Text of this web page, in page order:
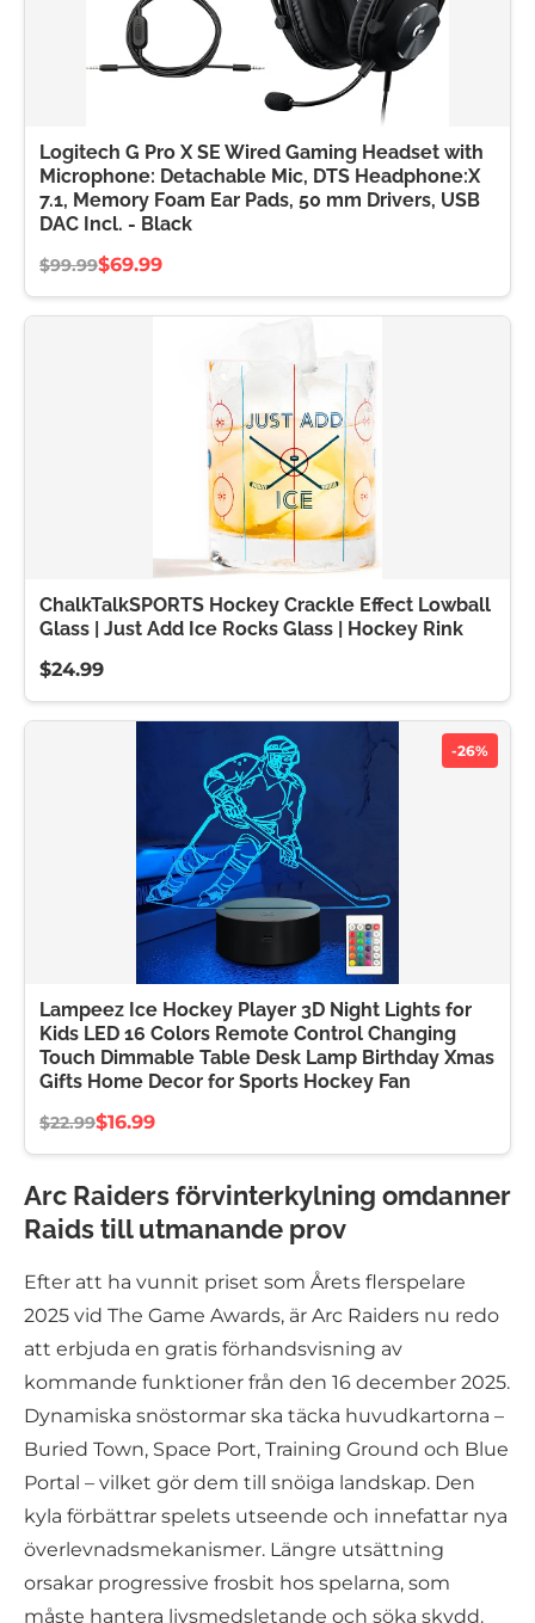
Logitech G Pro X SE Wired Gaming Headset with
Microphone: Detachable Mic, DTS Headphone:X
7.1, Memory Foam Ear Pads, 50 mm Drivers, USB
DAC Incl. - Black
$99.99$69.99
ChalkTalkSPORTS Hockey Crackle Effect Lowball
Glass | Just Add Ice Rocks Glass | Hockey Rink
$24.99
-26%
Lampeez Ice Hockey Player 3D Night Lights for
Kids LED 16 Colors Remote Control Changing
Touch Dimmable Table Desk Lamp Birthday Xmas
Gifts Home Decor for Sports Hockey Fan
$22.99$16.99
Arc Raiders förvinterkylning omdanner
Raids till utmanande prov
Efter att ha vunnit priset som Årets flerspelare
2025 vid The Game Awards, är Arc Raiders nu redo
att erbjuda en gratis förhandsvisning av
kommande funktioner från den 16 december 2025.
Dynamiska snöstormar ska täcka huvudkartorna –
Buried Town, Space Port, Training Ground och Blue
Portal – vilket gör dem till snöiga landskap. Den
kyla förbättrar spelets utseende och innefattar nya
överlevnadsmekanismer. Längre utsättning
orsakar progressive frosbit hos spelarna, som
måste hantera livsmedsletande och söka skydd.